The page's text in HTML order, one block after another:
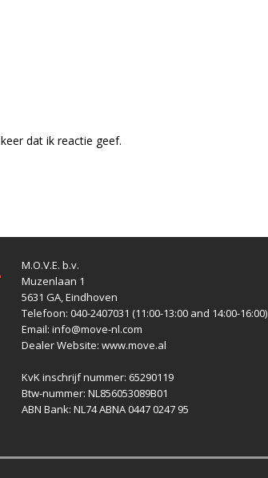
dat ik reactie geef.
M.O.V.E. b.v.
Muzenlaan 1
5631 GA, Eindhoven
Telefoon: 040-2407031 (11:00-13:00 and 14:00-16:00)
Email: info@move-nl.com
Dealer Website: www.move.al
KvK inschrijf nummer: 65290119
Btw-nummer: NL856053089B01
ABN Bank: NL74 ABNA 0447 0247 95